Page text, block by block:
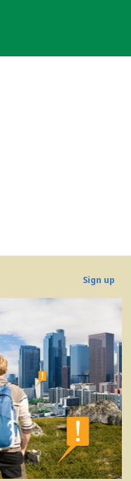
Sign up